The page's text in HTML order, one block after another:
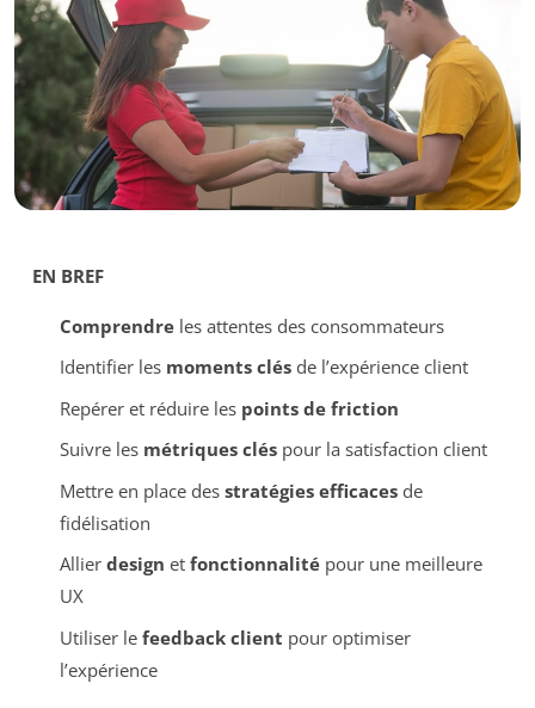
EN BREF
Comprendreles attentes des consommateurs
Identifier les moments clésde l’expérience client
Repérer et réduire les points de friction
Suivre les métriques cléspour la satisfaction client
Mettre en place des stratégies efficacesde
fidélisation
Allier design et fonctionnalitépour une meilleure
UX
Utiliser le feedback client pour optimiser
l’expérience